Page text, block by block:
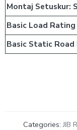
Montaj Setuskur:
Basic Load
Basic Static
Categories:JIB